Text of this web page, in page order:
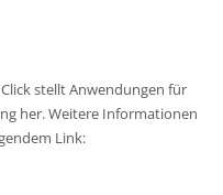
stellt Anwendungen für
her. Weitere Informationen
Link: